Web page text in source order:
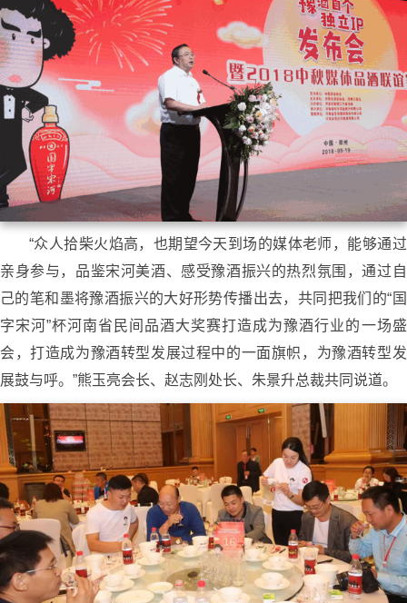
“众人拾柴火焰高，也期望今天到场的媒体老师，能够通过
亲身参与，品鉴宋河美酒、感受豫酒振兴的热烈氛围，通过自
己的笔和墨将豫酒振兴的大好形势传播出去，共同把我们的“国
字宋河”杯河南省民间品酒大奖赛打造成为豫酒行业的一场盛
会，打造成为豫酒转型发展过程中的一面旗帜，为豫酒转型发
展鼓与呼。”熊玉亮会长、赵志刚处长、朱景升总裁共同说道。